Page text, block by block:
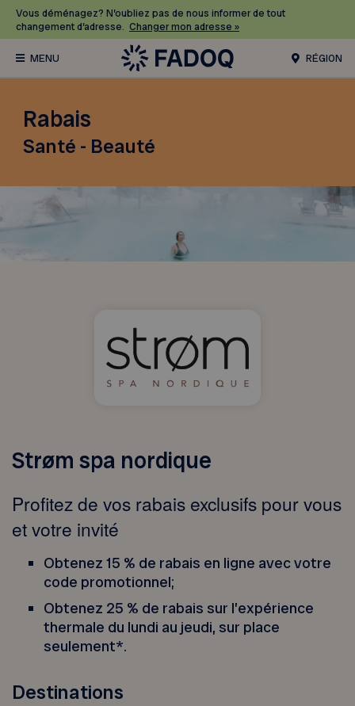
Vous déménagez? N’oubliez pas de nous informer de tout
changement d’adresse. Changer mon adresse »
RÉGION
Rabais
Santé - Beauté
Strøm spa nordique
Profitez de vos rabais exclusifs pour vous
et votre invité
Obtenez 15 % de rabais en ligne avec votre
code promotionnel;
Obtenez 25 % de rabais sur l’expérience
thermale du lundi au jeudi, sur place
seulement*.
Destinations